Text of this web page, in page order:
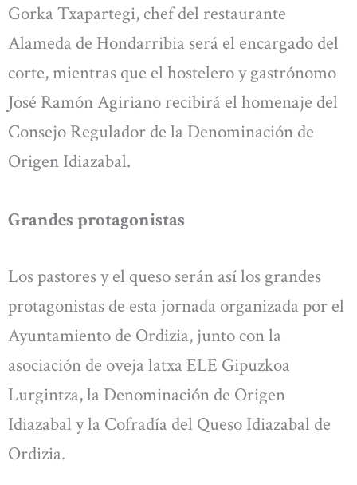
Gorka Txapartegi, chef del restaurante
Alameda de Hondarribia será el encargado del
corte, mientras que el hostelero y gastrónomo
José Ramón Agiriano recibirá el homenaje del
Consejo Regulador de la Denominación de
Origen Idiazabal.
Grandes protagonistas
Los pastores y el queso serán así los grandes
protagonistas de esta jornada organizada por el
Ayuntamiento de Ordizia, junto con la
asociación de oveja latxa ELE Gipuzkoa
Lurgintza, la Denominación de Origen
Idiazabal y la Cofradía del Queso Idiazabal de
Ordizia.